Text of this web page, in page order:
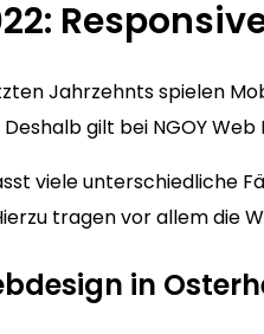
Jahrzehnts spielen
gilt bei NGOY
viele unterschiedliche
tragen vor allem die
in